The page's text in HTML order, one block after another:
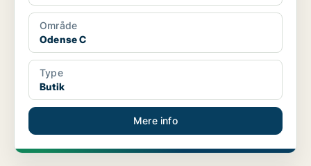
Område
Odense C
Type
Butik
Mere info